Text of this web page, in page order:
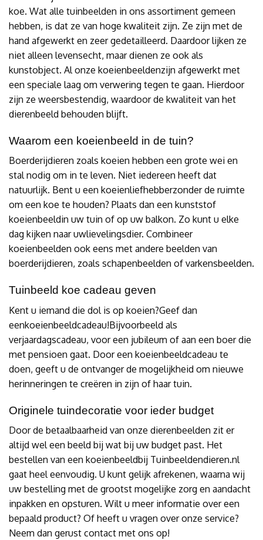
koe. Wat alle tuinbeelden in ons assortiment gemeen
hebben, is dat ze van hoge kwaliteit zijn. Ze zijn met de
hand afgewerkt en zeer gedetailleerd. Daardoor lijken ze
niet alleen levensecht, maar dienen ze ook als
kunstobject. Al onze koeienbeeldenzijn afgewerkt met
een speciale laag om verwering tegen te gaan. Hierdoor
zijn ze weersbestendig, waardoor de kwaliteit van het
dierenbeeld behouden blijft.
Waarom een koeienbeeld in de tuin?
Boerderijdieren zoals koeien hebben een grote wei en
stal nodig om in te leven. Niet iedereen heeft dat
natuurlijk. Bent u een koeienliefhebberzonder de ruimte
om een koe te houden? Plaats dan een kunststof
koeienbeeldin uw tuin of op uw balkon. Zo kunt u elke
dag kijken naar uwlievelingsdier. Combineer
koeienbeelden ook eens met andere beelden van
boerderijdieren, zoals schapenbeelden of varkensbeelden.
Tuinbeeld koe cadeau geven
Kent u iemand die dol is op koeien?Geef dan
eenkoeienbeeldcadeau!Bijvoorbeeld als
verjaardagscadeau, voor een jubileum of aan een boer die
met pensioen gaat. Door een koeienbeeldcadeau te
doen, geeft u de ontvanger de mogelijkheid om nieuwe
herinneringen te creëren in zijn of haar tuin.
Originele tuindecoratie voor ieder budget
Door de betaalbaarheid van onze dierenbeelden zit er
altijd wel een beeld bij wat bij uw budget past. Het
bestellen van een koeienbeeldbij Tuinbeeldendieren.nl
gaat heel eenvoudig. U kunt gelijk afrekenen, waarna wij
uw bestelling met de grootst mogelijke zorg en aandacht
inpakken en opsturen. Wilt u meer informatie over een
bepaald product? Of heeft u vragen over onze service?
Neem dan gerust contact met ons op!